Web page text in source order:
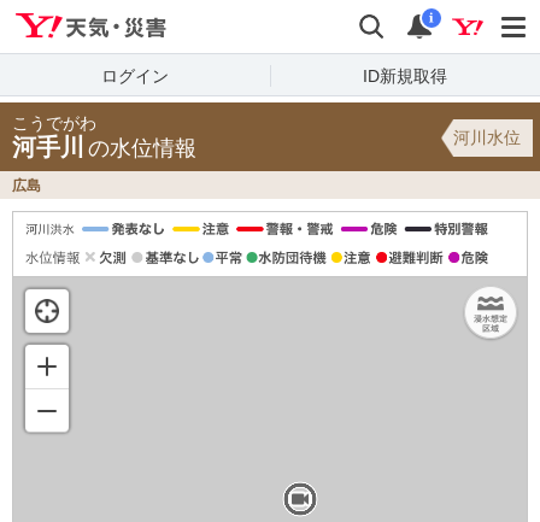
検索 通知
i
ログイン ID新規取得
こうでがわ
河手川 の水位情報 河川水位
広島